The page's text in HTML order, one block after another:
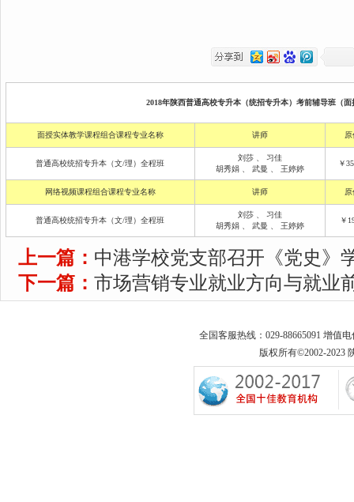
2018年陕西普通高校专升本（统招专升本）考前辅导班（
面授实体教学课程组合课程专业名称 讲师
普通高校统招专升本（文/理）全程班
刘莎
习佳
胡秀娟
武曼 王婷婷
￥
网络视频课程组合课程专业名称 讲师
普通高校统招专升本（文/理）全程班
刘莎
习佳
胡秀娟
武曼 王婷婷
￥
上一篇： 中港学校党支部召开《党史》
下一篇： 市场营销专业就业方向与就业
全国客服热线：029-88665091 增值
版权所有©2002-2023